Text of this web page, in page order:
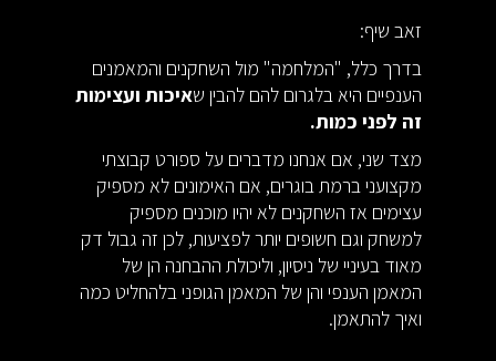
זאב שיף:
בדרך כלל, "המלחמה" מול השחקנים והמאמנים
הענפיים היא בלגרום להם להבין שאיכות ועצימות
זה לפני כמות.
מצד שני, אם אנחנו מדברים על ספורט קבוצתי
מקצועני ברמת בוגרים, אם האימונים לא מספיק
עצימים אז השחקנים לא יהיו מוכנים מספיק
למשחק וגם חשופים יותר לפציעות, לכן זה גבול דק
מאוד בעיניי של ניסיון, וליכולת ההבחנה הן של
המאמן הענפי והן של המאמן הגופני בלהחליט כמה
ואיך להתאמן.